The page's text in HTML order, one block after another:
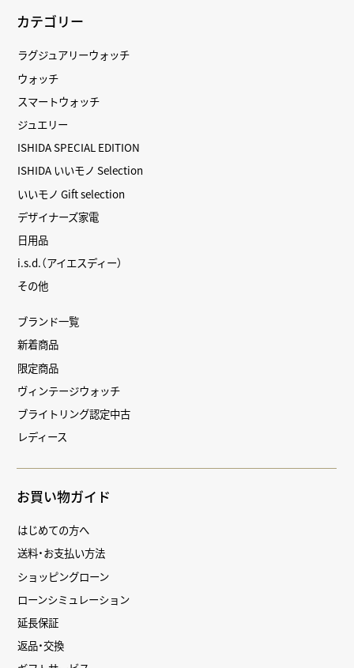
カテゴリー
ラグジュアリーウォッチ
ウォッチ
スマートウォッチ
ジュエリー
ISHIDA SPECIAL EDITION
ISHIDA いいモノ Selection
いいモノ Gift selection
デザイナーズ家電
日用品
i.s.d.（アイエスディー）
その他
ブランド一覧
新着商品
限定商品
ヴィンテージウォッチ
ブライトリング認定中古
レディース
お買い物ガイド
はじめての方へ
送料・お支払い方法
ショッピングローン
ローンシミュレーション
延長保証
返品・交換